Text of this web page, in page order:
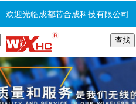
欢迎光临成都芯合成科技有限公司